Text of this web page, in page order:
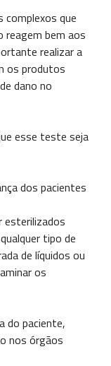
complexos que
reagem bem aos
realizar a
os produtos
dano no
esse teste seja
dos pacientes
esterilizados
tipo de
de líquidos ou
os
do paciente,
nos órgãos